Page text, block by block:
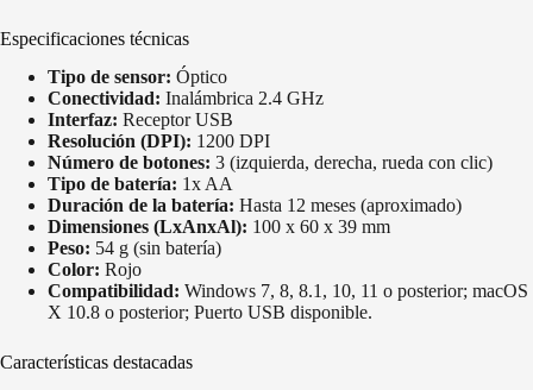
Especificaciones técnicas
Tipo de sensor: Óptico
Conectividad: Inalámbrica 2.4 GHz
Interfaz: Receptor USB
Resolución (DPI): 1200 DPI
Número de botones: 3 (izquierda, derecha, rueda con clic)
Tipo de batería: 1x AA
Duración de la batería: Hasta 12 meses (aproximado)
Dimensiones (LxAnxAl): 100 x 60 x 39 mm
Peso: 54 g (sin batería)
Color: Rojo
Compatibilidad: Windows 7, 8, 8.1, 10, 11 o posterior; macOS
X 10.8 o posterior; Puerto USB disponible.
Características destacadas